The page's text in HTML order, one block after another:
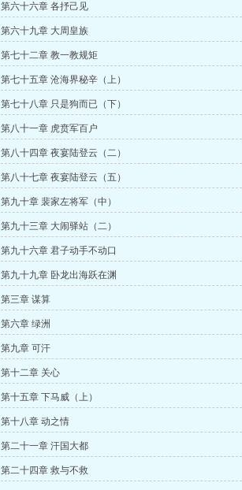
第六十六章 各抒己见
第六十九章 大周皇族
第七十二章 教一教规矩
第七十五章 沧海界秘辛（上）
第七十八章 只是狗而已（下）
第八十一章 虎贲军百户
第八十四章 夜宴陆登云（二）
第八十七章 夜宴陆登云（五）
第九十章 裴家左将军（中）
第九十三章 大闹驿站（二）
第九十六章 君子动手不动口
第九十九章 卧龙出海跃在渊
第三章 谋算
第六章 绿洲
第九章 可汗
第十二章 关心
第十五章 下马威（上）
第十八章 动之情
第二十一章 汗国大都
第二十四章 救与不救